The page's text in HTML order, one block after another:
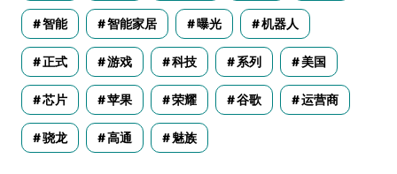
智能 智能家居 曝光 机器人
正式 游戏 科技 系列 美国
芯片 苹果 荣耀 谷歌 运营商
骁龙 高通 魅族